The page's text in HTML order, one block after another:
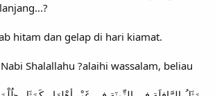
hitam dan gelap di hari kiamat.
Shalallahu ?alaihi wassalam, beliau